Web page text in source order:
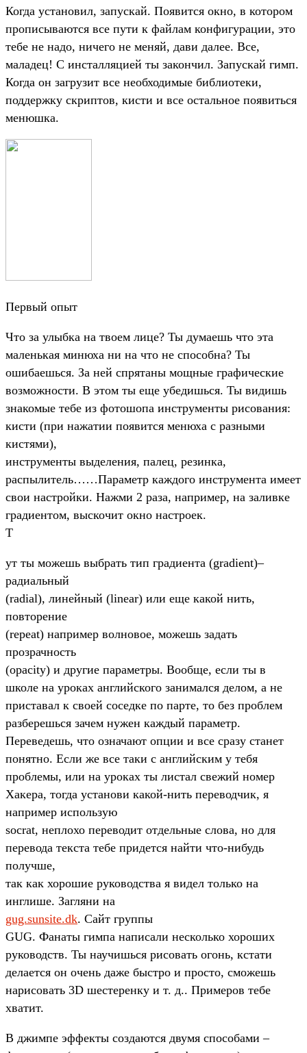
Когда установил, запускай. Появится окно, в котором
прописываются все пути к файлам конфигурации, это
тебе не надо, ничего не меняй, дави далее. Все,
маладец! С инсталляцией ты закончил. Запускай гимп.
Когда он загрузит все необходимые библиотеки,
поддержку скриптов, кисти и все остальное появиться
менюшка.
Первый опыт
Что за улыбка на твоем лице? Ты думаешь что эта
маленькая минюха ни на что не способна? Ты
ошибаешься. За ней спрятаны мощные графические
возможности. В этом ты еще убедишься. Ты видишь
знакомые тебе из фотошопа инструменты рисования:
кисти (при нажатии появится менюха с разными
кистями),
инструменты выделения, палец, резинка,
распылитель……Параметр каждого инструмента имеет
свои настройки. Нажми 2 раза, например, на заливке
градиентом, выскочит окно настроек.
Т
ут ты можешь выбрать тип градиента (gradient)–
радиальный
(radial), линейный (linear) или еще какой нить,
повторение
(repeat) например волновое, можешь задать
прозрачность
(opacity) и другие параметры. Вообще, если ты в
школе на уроках английского занимался делом, а не
приставал к своей соседке по парте, то без проблем
разберешься зачем нужен каждый параметр.
Переведешь, что означают опции и все сразу станет
понятно. Если же все таки с английским у тебя
проблемы, или на уроках ты листал свежий номер
Хакера, тогда установи какой-нить переводчик, я
например использую
socrat, неплохо переводит отдельные слова, но для
перевода текста тебе придется найти что-нибудь
получше,
так как хорошие руководства я видел только на
инглише. Загляни на
gug.sunsite.dk. Сайт группы
GUG. Фанаты гимпа написали несколько хороших
руководств. Ты научишься рисовать огонь, кстати
делается он очень даже быстро и просто, сможешь
нарисовать 3D шестеренку и т. д.. Примеров тебе
хватит.
В джимпе эффекты создаются двумя способами –